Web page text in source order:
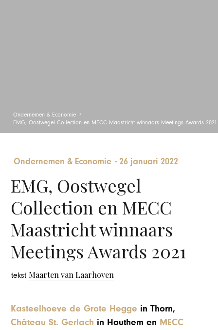
Ondernemen & Economie
EMG, Oostwegel Collection en MECC Maastricht winnaars Meetings Awards 2021
Ondernemen & Economie -26 januari 2022
EMG, Oostwegel
Collection en MECC
Maastricht winnaars
Meetings Awards 2021
tekst Maarten van Laarhoven
Kasteelhoeve de Grote Hegge in Thorn,
Château St. Gerlach in Houthem en MECC